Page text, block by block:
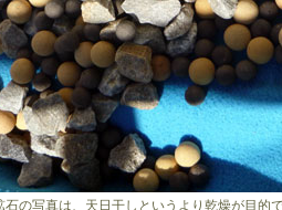
の写真は、天日干しというより乾燥が目的